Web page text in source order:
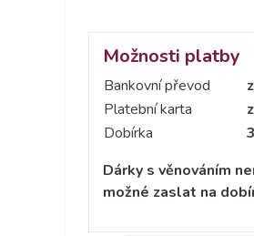
Možnosti platby
Bankovní převod
Platební karta
Dobírka
Dárky s věnováním
možné zaslat na